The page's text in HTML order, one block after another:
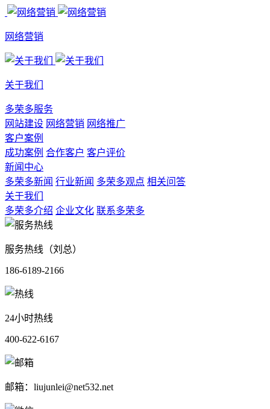
网络营销
关于我们
多荣多服务
网站建设 网络营销 网络推广
客户案例
成功案例 合作客户 客户评价
新闻中心
多荣多新闻 行业新闻 多荣多观点 相关问答
关于我们
多荣多介绍 企业文化 联系多荣多
服务热线（刘总）
186-6189-2166
24小时热线
400-622-6167
邮箱：liujunlei@net532.net